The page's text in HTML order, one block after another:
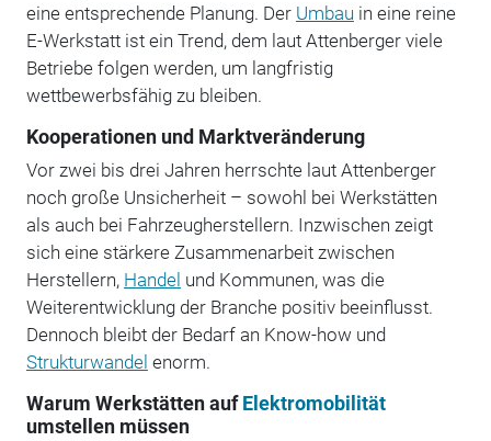
eine entsprechende Planung. Der Umbau in eine reine
E-Werkstatt ist ein Trend, dem laut Attenberger viele
Betriebe folgen werden, um langfristig
wettbewerbsfähig zu bleiben.
Kooperationen und Marktveränderung
Vor zwei bis drei Jahren herrschte laut Attenberger
noch große Unsicherheit – sowohl bei Werkstätten
als auch bei Fahrzeugherstellern. Inzwischen zeigt
sich eine stärkere Zusammenarbeit zwischen
Herstellern, Handel und Kommunen, was die
Weiterentwicklung der Branche positiv beeinflusst.
Dennoch bleibt der Bedarf an Know-how und
Strukturwandel enorm.
Warum Werkstätten auf Elektromobilität
umstellen müssen